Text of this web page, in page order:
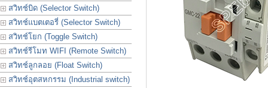
สวิทช์บิด (Selector Switch)
สวิทช์แบตเตอรี่ (Selector Switch)
สวิทช์โยก (Toggle Switch)
สวิทช์รีโมท WIFI (Remote Switch)
สวิทช์ลูกลอย (Float Switch)
สวิทช์อุตสหกรรม (Industrial switch)